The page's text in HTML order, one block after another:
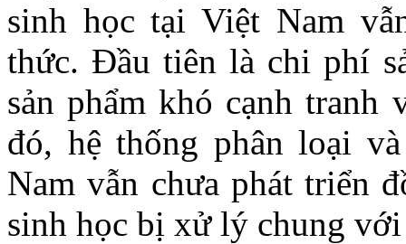
sinh học tại Việt Nam
thức. Đầu tiên là chi phí
sản phẩm khó cạnh tranh
đó, hệ thống phân loại
Nam vẫn chưa phát triển
sinh học bị xử lý chung